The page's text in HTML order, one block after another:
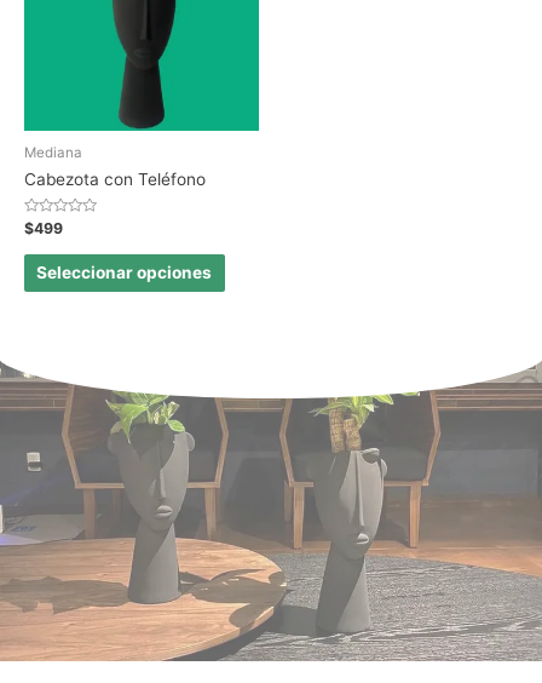
Mediana
Cabezota con Teléfono
Valorado
en
0
$499
Seleccionar opciones